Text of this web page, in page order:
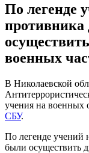
По легенде
военных
В Николаевской
учения на военных
СБУ.
По легенде учений
были осуществить